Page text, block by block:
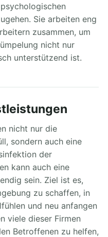
Sie arbeiten eng
zusammen, um
nicht nur
unterstützend ist.
nicht nur die
sondern auch eine
der
kann auch eine
sein. Ziel ist es,
zu schaffen, in
und neu anfangen
viele dieser Firmen
Betroffenen zu helfen,